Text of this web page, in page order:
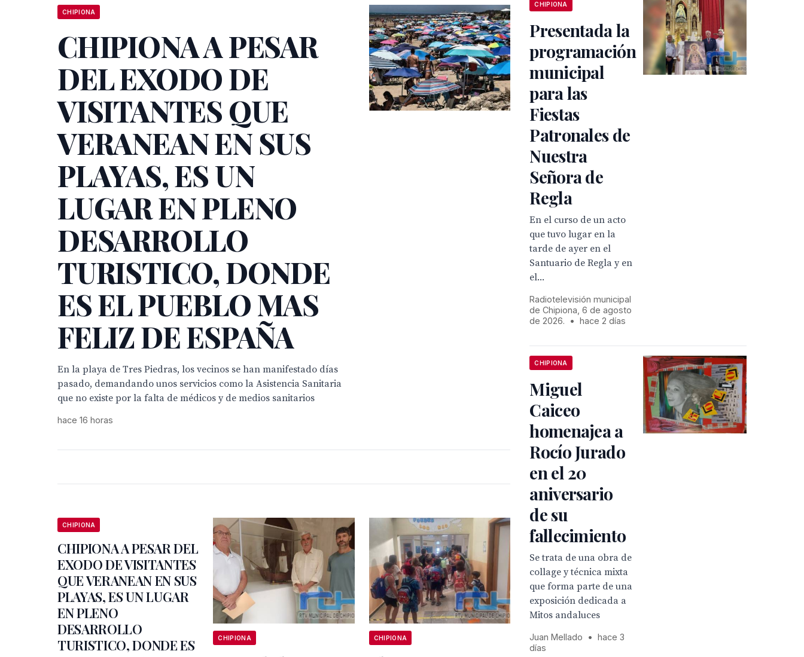
CHIPIONA
CHIPIONA A PESAR
DEL EXODO DE
VISITANTES QUE
VERANEAN EN SUS
PLAYAS, ES UN
LUGAR EN PLENO
DESARROLLO
TURISTICO, DONDE
ES EL PUEBLO MAS
FELIZ DE ESPAÑA
En la playa de Tres Piedras, los vecinos se han manifestado días
pasado, demandando unos servicios como la Asistencia Sanitaria
que no existe por la falta de médicos y de medios sanitarios
hace 16 horas
CHIPIONA
CHIPIONA A PESAR DEL
EXODO DE VISITANTES
QUE VERANEAN EN SUS
PLAYAS, ES UN LUGAR
EN PLENO
DESARROLLO
TURISTICO, DONDE ES
CHIPIONA CHIPIONA
CHIPIONA
Presentada la
programación
municipal
para las
Fiestas
Patronales de
Nuestra
Señora de
Regla
En el curso de un acto
que tuvo lugar en la
tarde de ayer en el
Santuario de Regla y en
el...
Radiotelevisión municipal
de Chipiona, 6 de agosto
de 2026.
• hace 2 días
CHIPIONA
Miguel
Caiceo
homenajea a
Rocío Jurado
en el 20
aniversario
de su
fallecimiento
Se trata de una obra de
collage y técnica mixta
que forma parte de una
exposición dedicada a
Mitos andaluces
Juan Mellado •
hace 3
días